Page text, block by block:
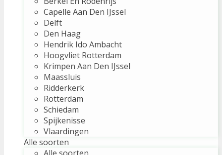
Capelle Aan Den IJssel
Delft
Den Haag
Hendrik Ido Ambacht
Hoogvliet Rotterdam
Krimpen Aan Den IJssel
Maassluis
Ridderkerk
Rotterdam
Schiedam
Spijkenisse
Vlaardingen
Alle soorten